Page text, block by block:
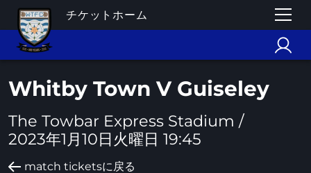
チケットホーム
Whitby Town V Guiseley
The Towbar Express Stadium /
2023年1月10日火曜日 19:45
match ticketsに戻る